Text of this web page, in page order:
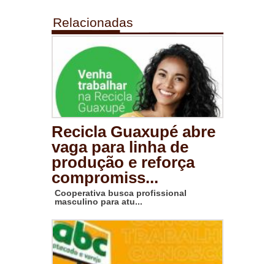
Relacionadas
Recicla Guaxupé abre
vaga para linha de
produção e reforça
compromiss...
Cooperativa busca profissional
masculino para atu...